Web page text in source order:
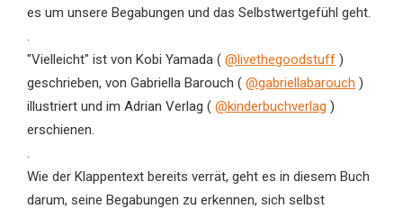
es um unsere Begabungen und das Selbstwertgefühl geht.
.
"Vielleicht" ist von Kobi Yamada ( @livethegoodstuff)
geschrieben, von Gabriella Barouch ( @gabriellabarouch )
illustriert und im Adrian Verlag ( @kinderbuchverlag )
erschienen.
.
Wie der Klappentext bereits verrät, geht es in diesem Buch
darum, seine Begabungen zu erkennen, sich selbst